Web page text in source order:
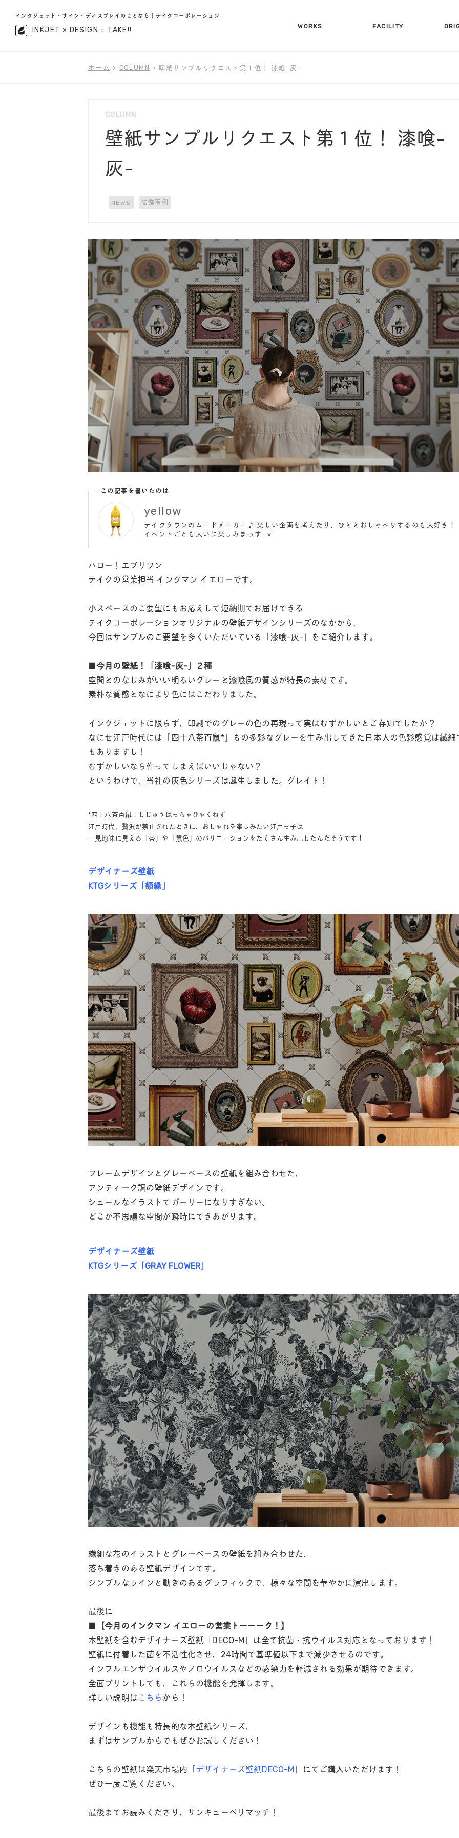
インクジェット・サイン・ディスプレイのことなら｜テイクコーポレーション
INKJET × DESIGN = TAKE!!
WORKS
FACILITY
ホーム COLUMN 壁紙サンプルリクエスト第１位！ 漆喰-灰-
COLUMN
壁紙サンプルリクエスト第１位！ 漆喰-
灰-
NEWS 装飾事例
この記事を書いたのは
yellow
テイクタウンのムードメーカー♪ 楽しい企画を考えたり、ひととおしゃべりするのも大好き！
イベントごとも大いに楽しみまっす…v
ハロー！エブリワン
テイクの営業担当 インクマン イエローです。
小スペースのご要望にもお応えして短納期でお届けできる
テイクコーポレーションオリジナルの壁紙デザインシリーズのなかから、
今回はサンプルのご要望を多くいただいている「漆喰-灰-」をご紹介します。
■今月の壁紙！「漆喰-灰-」２種
空間とのなじみがいい明るいグレーと漆喰風の質感が特長の素材です。
素朴な質感となにより色にはこだわりました。
インクジェットに限らず、印刷でのグレーの色の再現って実はむずかしいとご存知でしたか？
なにせ江戸時代には「四十八茶百鼠*」もの多彩なグレーを生み出してきた日本人の色彩感覚は繊細
もありますし！
むずかしいなら作ってしまえばいいじゃない？
というわけで、当社の灰色シリーズは誕生しました。グレイト！
*四十八茶百鼠：しじゅうはっちゃひゃくねず
江戸時代、贅沢が禁止されたときに、おしゃれを楽しみたい江戸っ子は
一見地味に見える「茶」や「鼠色」のバリエーションをたくさん生み出したんだそうです！
デザイナーズ壁紙
KTGシリーズ「額縁」
フレームデザインとグレーベースの壁紙を組み合わせた、
アンティーク調の壁紙デザインです。
シュールなイラストでガーリーになりすぎない、
どこか不思議な空間が瞬時にできあがります。
デザイナーズ壁紙
KTGシリーズ「GRAY FLOWER」
繊細な花のイラストとグレーベースの壁紙を組み合わせた、
落ち着きのある壁紙デザインです。
シンプルなラインと動きのあるグラフィックで、様々な空間を華やかに演出します。
最後に
■
【今月のインクマン イエローの営業トーーーク！】
本壁紙を含むデザイナーズ壁紙「DECO-M」は全て抗菌・抗ウイルス対応となっております！
壁紙に付着した菌を不活性化させ、24時間で基準値以下まで減少させるのです。
インフルエンザウイルスやノロウイルスなどの感染力を軽減される効果が期待できます。
全面プリントしても、これらの機能を発揮します。
詳しい説明は こちら から！
デザインも機能も特長的な本壁紙シリーズ、
まずはサンプルからでもぜひお試しください！
こちらの壁紙は楽天市場内「 デザイナーズ壁紙DECO-M 」にてご購入いただけます！
ぜひ一度ご覧ください。
最後までお読みくださり、サンキューベリマッチ！